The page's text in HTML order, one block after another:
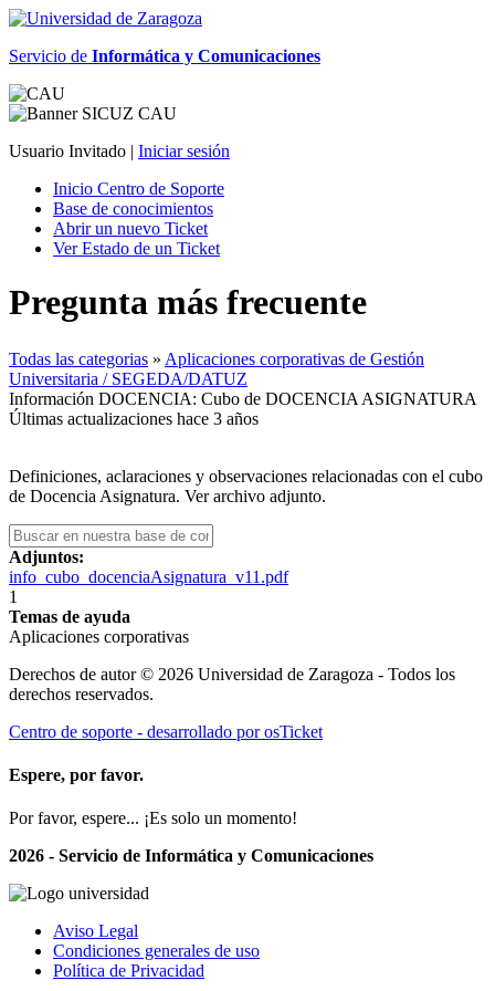
Servicio de Informática y Comunicaciones
Usuario Invitado | Iniciar sesión
Inicio Centro de Soporte
Base de conocimientos
Abrir un nuevo Ticket
Ver Estado de un Ticket
Pregunta más frecuente
Todas las categorias » Aplicaciones corporativas de Gestión
Universitaria / SEGEDA/DATUZ
Información DOCENCIA: Cubo de DOCENCIA ASIGNATURA
Últimas actualizaciones hace 3 años
Definiciones, aclaraciones y observaciones relacionadas con el cubo
de Docencia Asignatura. Ver archivo adjunto.
Adjuntos:
info_cubo_docenciaAsignatura_v11.pdf
1
Temas de ayuda
Aplicaciones corporativas
Derechos de autor © 2026 Universidad de Zaragoza - Todos los
derechos reservados.
Centro de soporte - desarrollado por osTicket
Espere, por favor.
Por favor, espere... ¡Es solo un momento!
2026 - Servicio de Informática y Comunicaciones
Aviso Legal
Condiciones generales de uso
Política de Privacidad